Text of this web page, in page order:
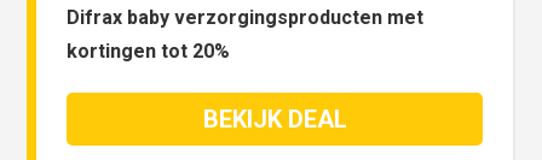
Difrax baby verzorgingsproducten met
kortingen tot 20%
BEKIJK DEAL